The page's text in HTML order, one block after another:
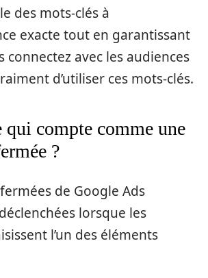
des mots-clés à
exacte tout en garantissant
connectez avec les audiences
d’utiliser ces mots-clés.
qui compte comme une
?
de Google Ads
lorsque les
l’un des éléments